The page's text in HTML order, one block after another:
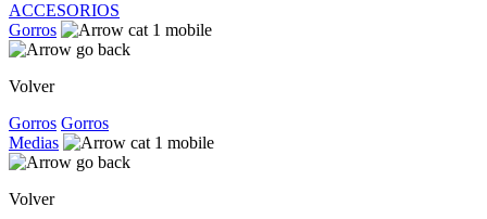
ACCESORIOS
Gorros
Volver
Gorros Gorros
Medias
Volver